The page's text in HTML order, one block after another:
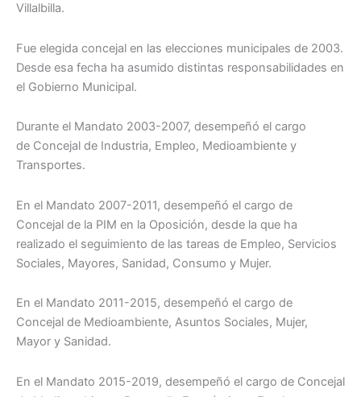
Villalbilla.
Fue elegida concejal en las elecciones municipales de 2003.
Desde esa fecha ha asumido distintas responsabilidades en
el Gobierno Municipal.
Durante el Mandato 2003-2007, desempeñó el cargo
de Concejal de Industria, Empleo, Medioambiente y
Transportes.
En el Mandato 2007-2011, desempeñó el cargo de
Concejal de la PIM en la Oposición, desde la que ha
realizado el seguimiento de las tareas de Empleo, Servicios
Sociales, Mayores, Sanidad, Consumo y Mujer.
En el Mandato 2011-2015, desempeñó el cargo de
Concejal de Medioambiente, Asuntos Sociales, Mujer,
Mayor y Sanidad.
En el Mandato 2015-2019, desempeñó el cargo de Concejal